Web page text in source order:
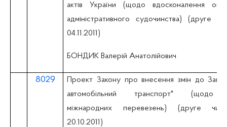
актів України (щодо вдосконалення
адміністративного судочинства) (друге
04.11.2011)
БОНДИК Валерій Анатолійович
8029
Проект Закону про внесення змін до
автомобільний транспорт" (щодо
міжнародних перевезень) (друге
20.10.2011)